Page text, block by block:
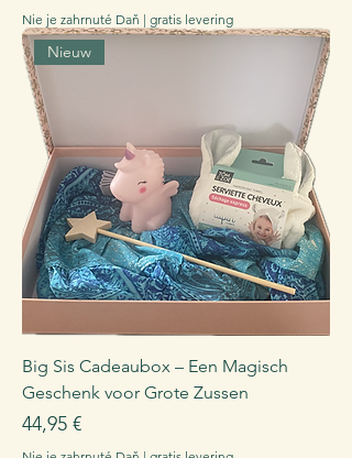
Nie je zahrnuté Daň | gratis levering
Nieuw
Big Sis Cadeaubox – Een Magisch
Geschenk voor Grote Zussen
Cena
44,95 €